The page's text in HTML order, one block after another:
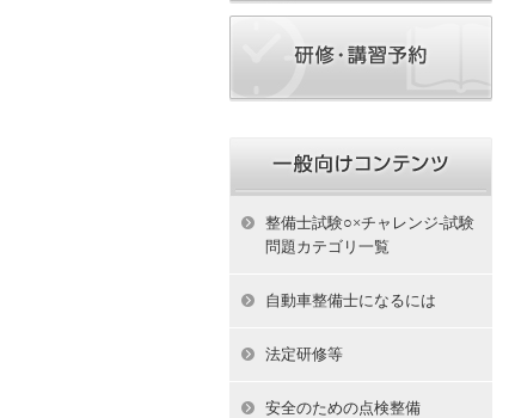
整備士試験○×チャレンジ-試験
問題カテゴリ一覧
自動車整備士になるには
法定研修等
安全のための点検整備